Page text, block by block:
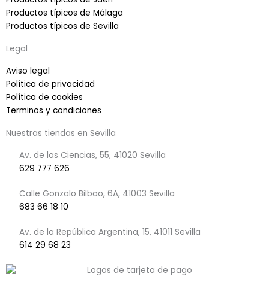
f
Productos típicos de Málaga
Productos típicos de Sevilla
Legal
Aviso legal
Política de privacidad
Política de cookies
Terminos y condiciones
Nuestras tiendas en Sevilla
Av. de las Ciencias, 55, 41020 Sevilla
629 777 626
Calle Gonzalo Bilbao, 6A, 41003 Sevilla
683 66 18 10
Av. de la República Argentina, 15, 41011 Sevilla
614 29 68 23